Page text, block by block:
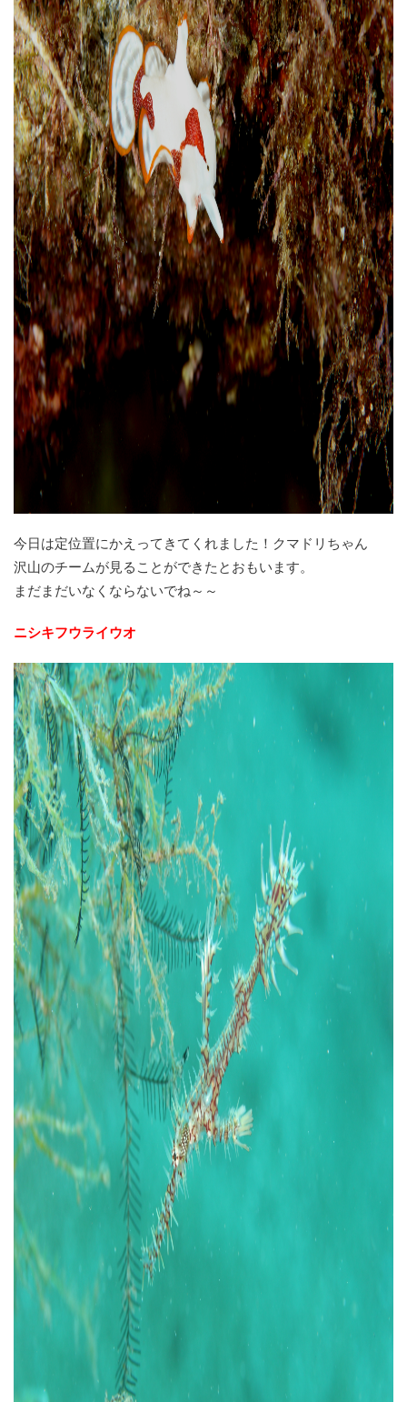
今日は定位置にかえってきてくれました！クマドリちゃん
沢山のチームが見ることができたとおもいます。
まだまだいなくならないでね～～
ニシキフウライウオ